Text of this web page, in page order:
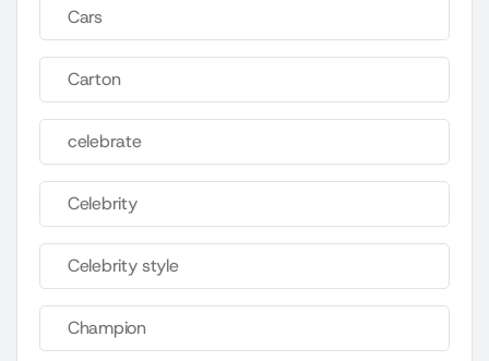
Cars
Carton
celebrate
Celebrity
Celebrity style
Champion